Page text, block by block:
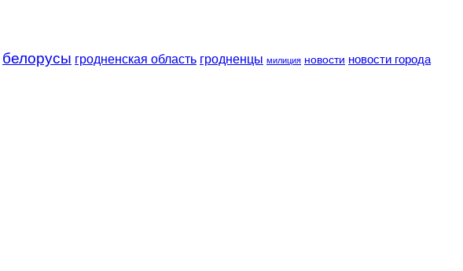
белорусы гродненская область гродненцы милиция новости новости города